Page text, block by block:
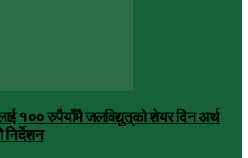
१०० रुपैयाँमै जलविद्युत्‌को शेयर दिन अर्थ
निर्देशन